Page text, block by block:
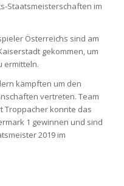
Staatsmeisterschaften im
Österreichs sind am
gekommen, um
ermitteln.
kämpften um den
vertreten. Team
Troppacher konnte das
1 gewinnen und sind
2019 im